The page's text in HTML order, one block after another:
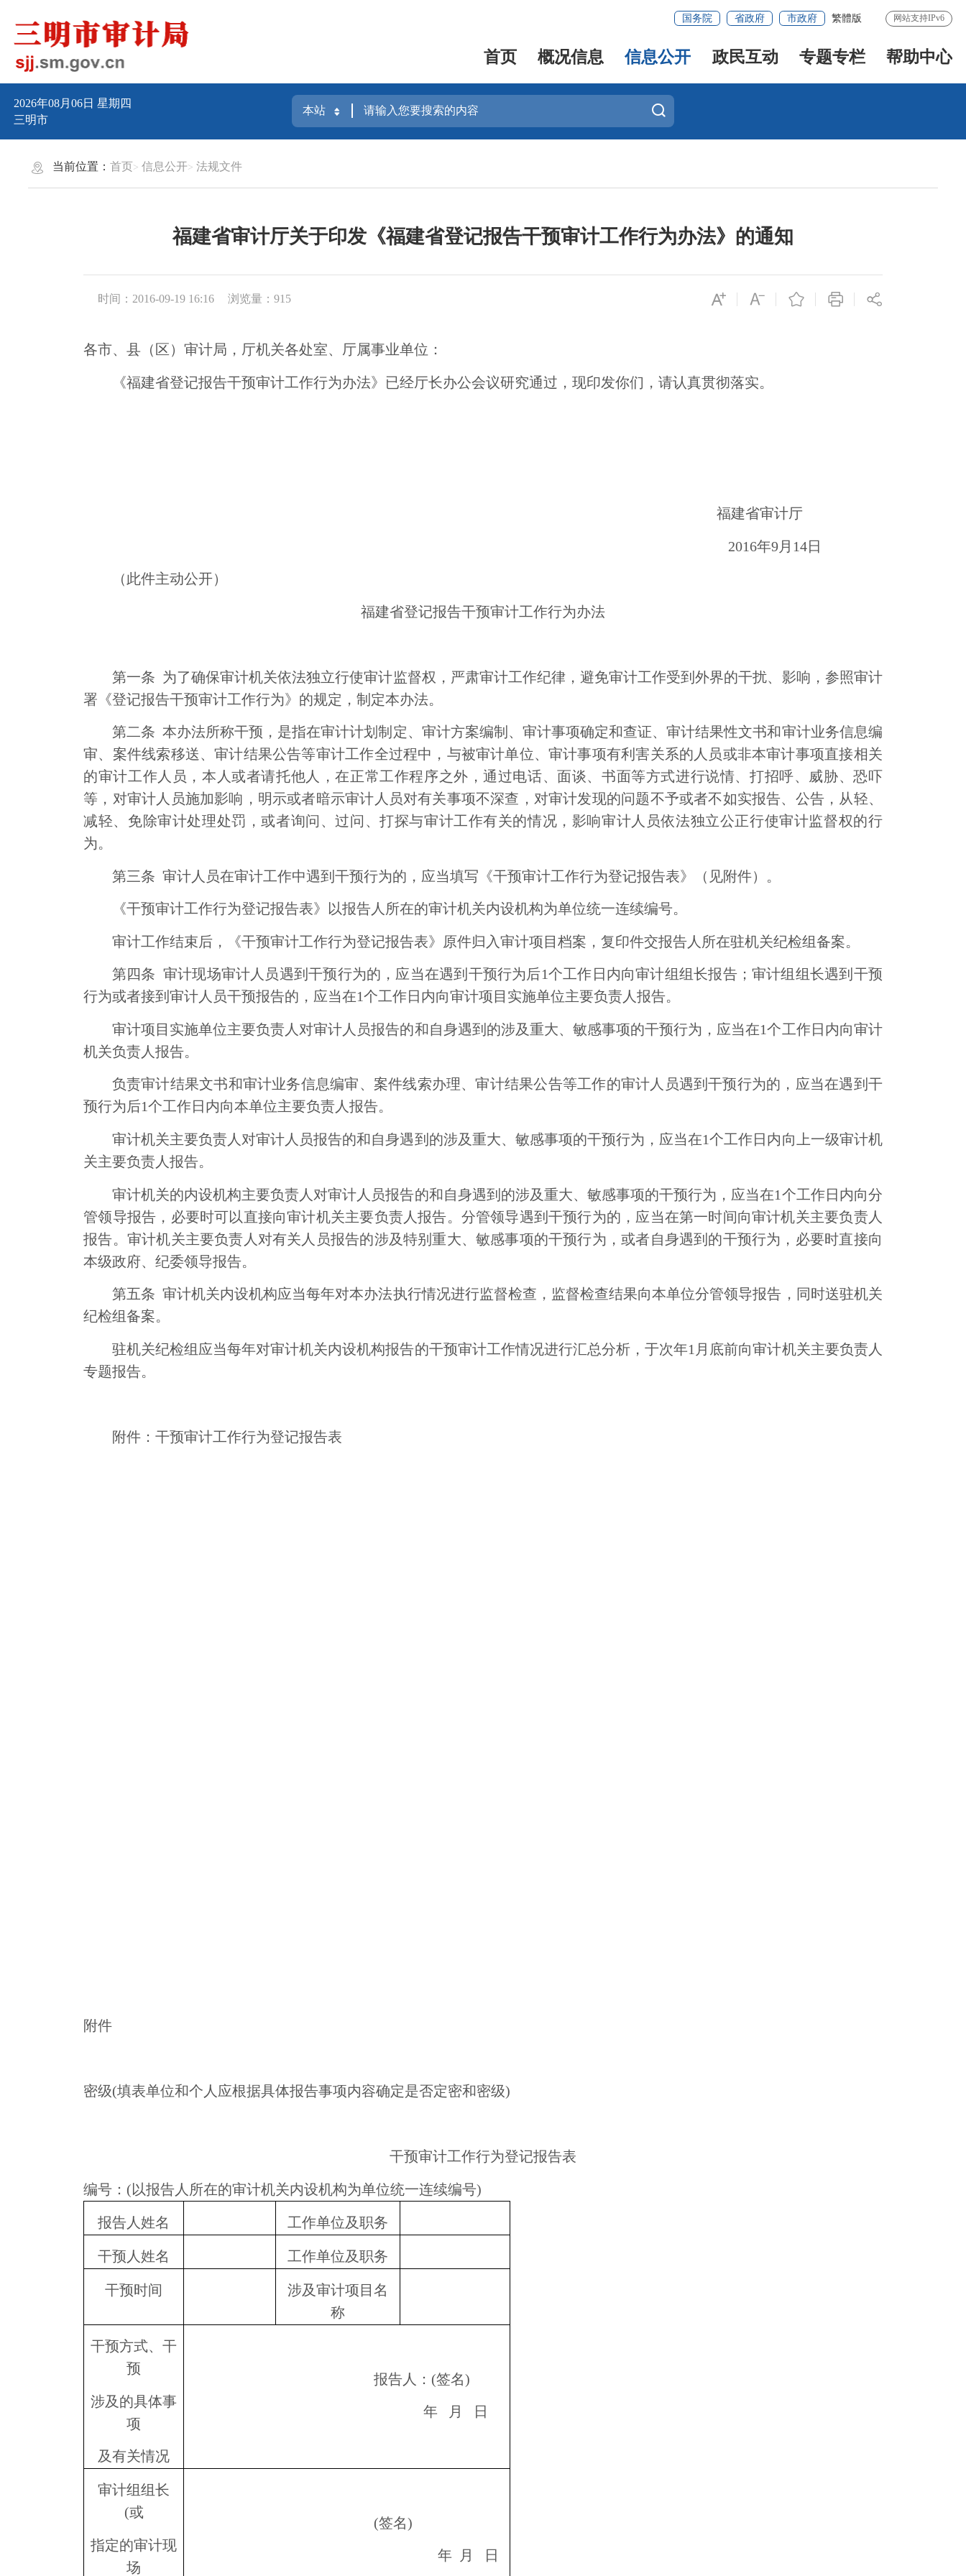
国务院 省政府 市政府 繁體版 网站支持IPv6
首页 概况信息 信息公开 政民互动 专题专栏 帮助中心
2026年08月06日星期四
三明市
当前位置：首页 信息公开 法规文件
福建省审计厅关于印发《福建省登记报告干预审计工作行为办法》的通知
时间：2016-09-19 16:16 浏览量：915
各市、县（区）审计局，厅机关各处室、厅属事业单位：
《福建省登记报告干预审计工作行为办法》已经厅长办公会议研究通过，现印发你们，请认真贯彻落实。
福建省审计厅
2016年9月 14日
（此件主动公开）
福建省登记报告干预审计工作行为办法
第一条 为了确保审计机关依法独立行使审计监督权，严肃审计工作纪律，避免审计工作受到外界的干扰、影响，参照审计
署《登记报告干预审计工作行为》的规定，制定本办法。
第二条 本办法所称干预，是指在审计计划制定、审计方案编制、审计事项确定和查证、审计结果性文书和审计业务信息编
审、案件线索移送、审计结果公告等审计工作全过程中，与被审计单位、审计事项有利害关系的人员或非本审计事项直接相关
的审计工作人员，本人或者请托他人，在正常工作程序之外，通过电话、面谈、书面等方式进行说情、打招呼、威胁、恐吓
等，对审计人员施加影响，明示或者暗示审计人员对有关事项不深查，对审计发现的问题不予或者不如实报告、公告，从轻、
减轻、免除审计处理处罚，或者询问、过问、打探与审计工作有关的情况，影响审计人员依法独立公正行使审计监督权的行
为。
第三条 审计人员在审计工作中遇到干预行为的，应当填写《干预审计工作行为登记报告表》（见附件）。
《干预审计工作行为登记报告表》以报告人所在的审计机关内设机构为单位统一连续编号。
审计工作结束后，《干预审计工作行为登记报告表》原件归入审计项目档案，复印件交报告人所在驻机关纪检组备案。
第四条 审计现场审计人员遇到干预行为的，应当在遇到干预行为后1个工作日内向审计组组长报告；审计组组长遇到干预
行为或者接到审计人员干预报告的，应当在1个工作日内向审计项目实施单位主要负责人报告。
审计项目实施单位主要负责人对审计人员报告的和自身遇到的涉及重大、敏感事项的干预行为，应当在1个工作日内向审计
机关负责人报告。
负责审计结果文书和审计业务信息编审、案件线索办理、审计结果公告等工作的审计人员遇到干预行为的，应当在遇到干
预行为后1个工作日内向本单位主要负责人报告。
审计机关主要负责人对审计人员报告的和自身遇到的涉及重大、敏感事项的干预行为，应当在1个工作日内向上一级审计机
关主要负责人报告。
审计机关的内设机构主要负责人对审计人员报告的和自身遇到的涉及重大、敏感事项的干预行为，应当在1 个工作日内向分
管领导报告，必要时可以直接向审计机关主要负责人报告。分管领导遇到干预行为的，应当在第一时间向审计机关主要负责人
报告。审计机关主要负责人对有关人员报告的涉及特别重大、敏感事项的干预行为，或者自身遇到的干预行为，必要时直接向
本级政府、纪委领导报告。
第五条 审计机关内设机构应当每年对本办法执行情况进行监督检查，监督检查结果向本单位分管领导报告，同时送驻机关
纪检组备案。
驻机关纪检组应当每年对审计机关内设机构报告的干预审计工作情况进行汇总分析，于次年1 月底前向审计机关主要负责人
专题报告。
附件：干预审计工作行为登记报告表
附件
密级(填表单位和个人应根据具体报告事项内容确定是否定密和密级)
干预审计工作行为登记报告表
编号： (以报告人所在的审计机关内设机构为单位统一连续编号)
报告人姓名 工作单位及职务
干预人姓名 工作单位及职务
干预时间
涉及审计项目名
称
干预方式、干
预
涉及的具体事
项
及有关情况
报告人： (签名)
年 月 日
审计组组长
(或
指定的审计现
场
(签名)
年 月 日